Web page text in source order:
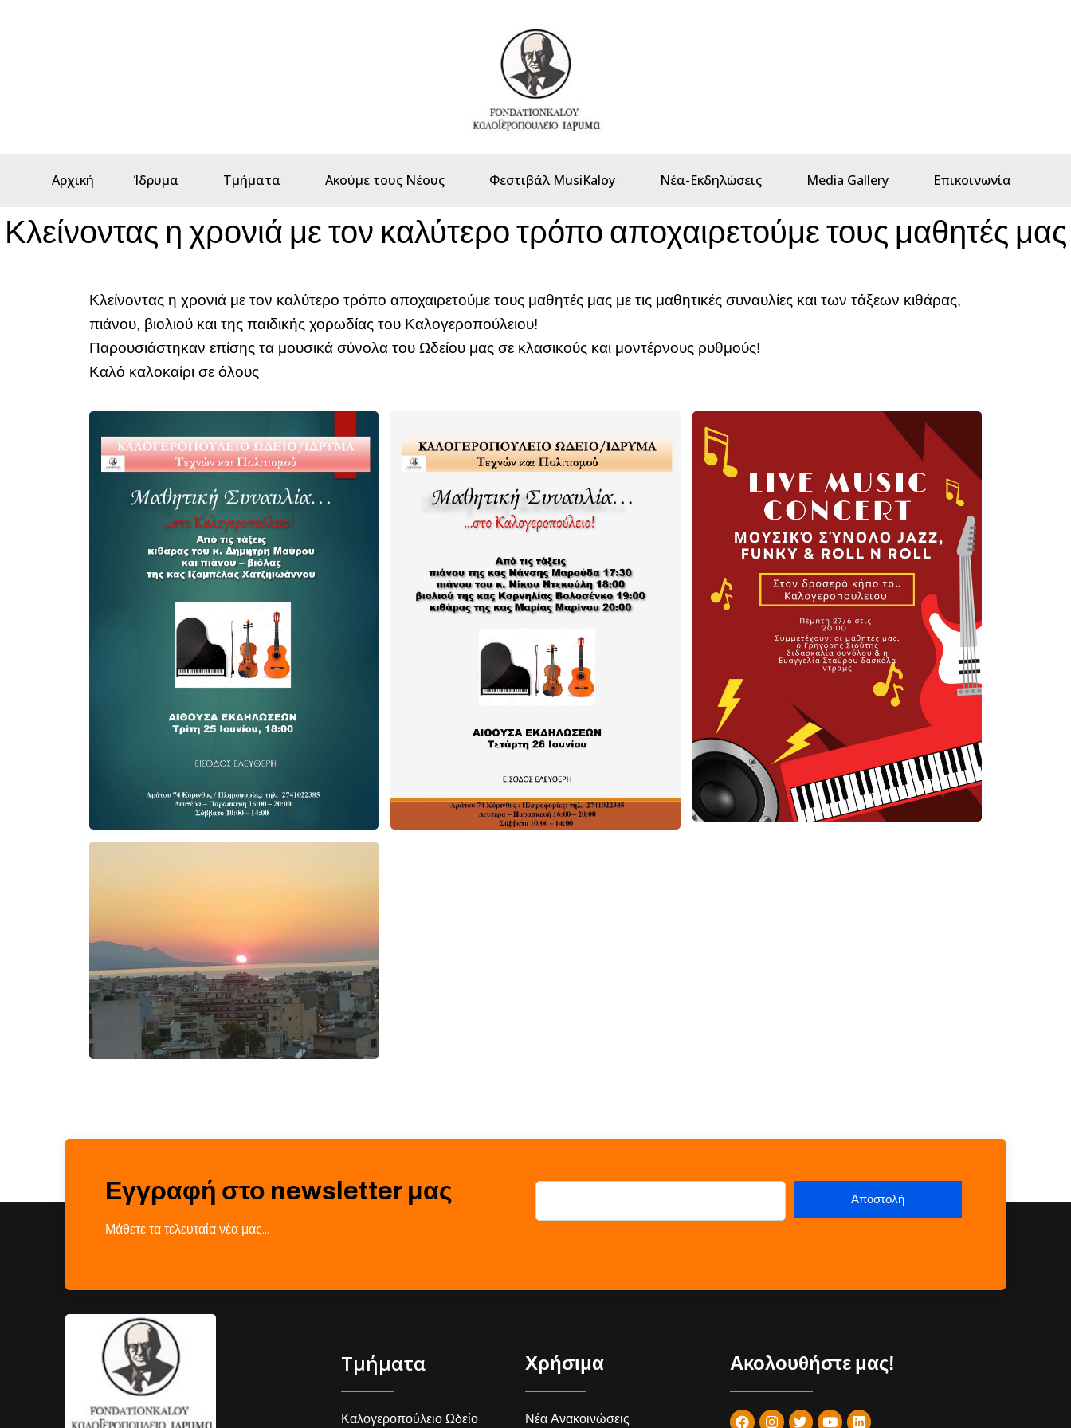
Αρχική Ίδρυμα Τμήματα Ακούμε τους Νέους Φεστιβάλ MusiKaloy Νέα-Εκδηλώσεις Media Gallery Επικοινωνία
Κλείνοντας η χρονιά με τον καλύτερο τρόπο αποχαιρετούμε τους μαθητές μας
Κλείνοντας η χρονιά με τον καλύτερο τρόπο αποχαιρετούμε τους μαθητές μας με τις μαθητικές συναυλίες και των τάξεων κιθάρας,
πιάνου, βιολιού και της παιδικής χορωδίας του Καλογεροπούλειου!
Παρουσιάστηκαν επίσης τα μουσικά σύνολα του Ωδείου μας σε κλασικούς και μοντέρνους ρυθμούς!
Καλό καλοκαίρι σε όλους
Εγγραφή στο newsletter μας
Μάθετε τα τελευταία νέα μας…
Τμήματα
Καλογεροπούλειο Ωδείο
Χρήσιμα
Νέα Ανακοινώσεις
Ακολουθήστε μας!